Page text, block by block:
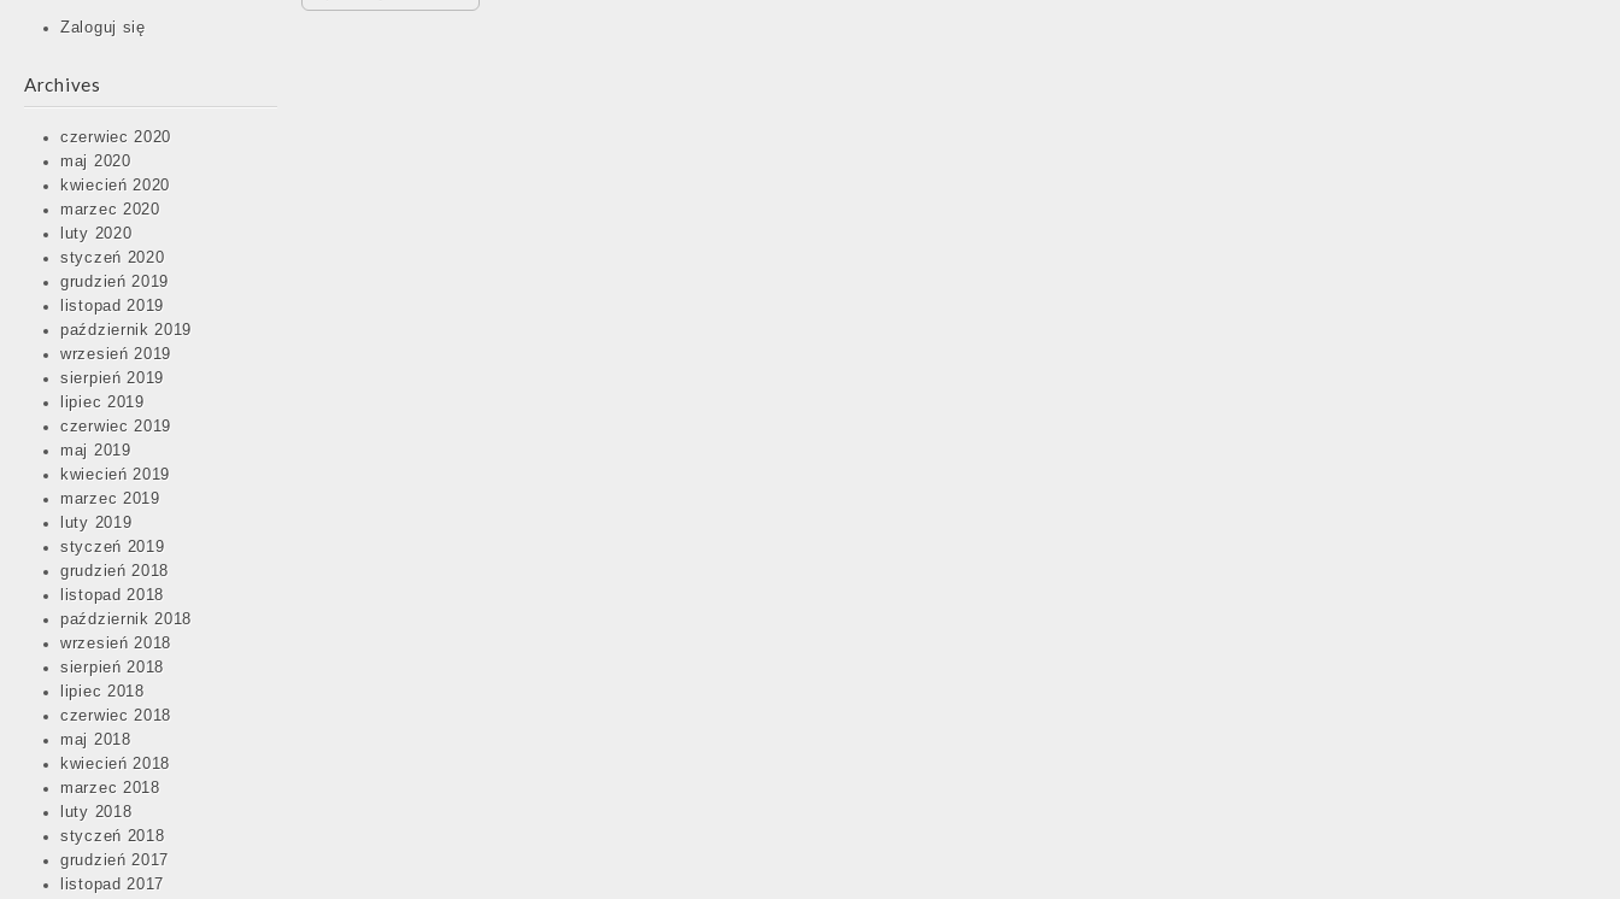
Zaloguj się
Archives
czerwiec 2020
maj 2020
kwiecień 2020
marzec 2020
luty 2020
styczeń 2020
grudzień 2019
listopad 2019
październik 2019
wrzesień 2019
sierpień 2019
lipiec 2019
czerwiec 2019
maj 2019
kwiecień 2019
marzec 2019
luty 2019
styczeń 2019
grudzień 2018
listopad 2018
październik 2018
wrzesień 2018
sierpień 2018
lipiec 2018
czerwiec 2018
maj 2018
kwiecień 2018
marzec 2018
luty 2018
styczeń 2018
grudzień 2017
listopad 2017